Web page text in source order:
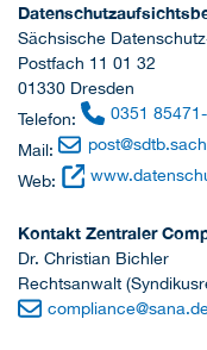
Sächsische
Postfach 11 01 32
01330 Dresden
Telefon:
0351
Mail:
post@
Web:
Kontakt Zentraler
Dr. Christian Bichler
Rechtsanwalt
compliance@